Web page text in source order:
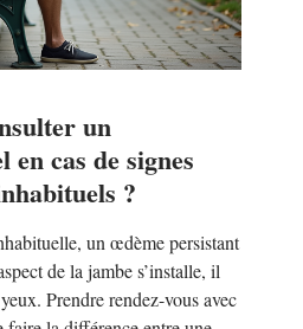
un
en cas de signes
?
un œdème persistant
de la jambe s’installe, il
Prendre rendez-vous avec